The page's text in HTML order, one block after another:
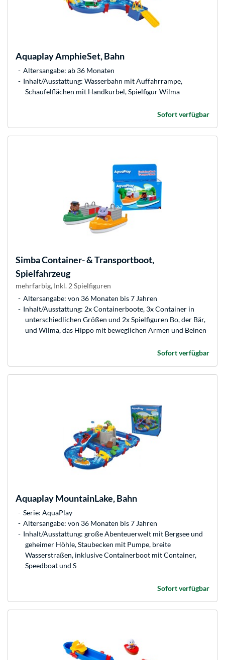
AquaplayAmphieSet, Bahn
Altersangabe: ab 36 Monaten
Inhalt/Ausstattung: Wasserbahn mit Auffahrrampe,
Schaufelflächen mit Handkurbel, Spielfigur Wilma
Sofort verfügbar
SimbaContainer- & Transportboot,
Spielfahrzeug
mehrfarbig, Inkl. 2 Spielfiguren
Altersangabe: von 36 Monaten bis 7 Jahren
Inhalt/Ausstattung: 2x Containerboote, 3x Container in
unterschiedlichen Größen und 2x Spielfiguren Bo, der Bär,
und Wilma, das Hippo mit beweglichen Armen und Beinen
Sofort verfügbar
AquaplayMountainLake, Bahn
Serie: AquaPlay
Altersangabe: von 36 Monaten bis 7 Jahren
Inhalt/Ausstattung: große Abenteuerwelt mit Bergsee und
geheimer Höhle, Staubecken mit Pumpe, breite
Wasserstraßen, inklusive Containerboot mit Container,
Speedboat und S
Sofort verfügbar